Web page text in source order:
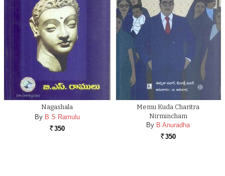
Nagashala
By B S Ramulu
Rs. 350
Memu Kuda Charitra
Nirmincham
By B Anuradha
Rs. 350